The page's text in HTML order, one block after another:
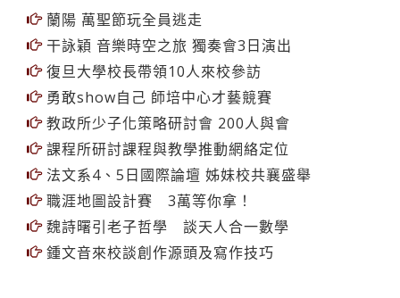
蘭陽 萬聖節玩全員逃走
干詠穎 音樂時空之旅 獨奏會3日演出
復旦大學校長帶領10人來校參訪
勇敢show自己 師培中心才藝競賽
教政所少子化策略研討會 200人與會
課程所研討課程與教學推動網絡定位
法文系4、5日國際論壇 姊妹校共襄盛舉
職涯地圖設計賽 3萬等你拿！
魏詩曙引老子哲學 談天人合一數學
鍾文音來校談創作源頭及寫作技巧